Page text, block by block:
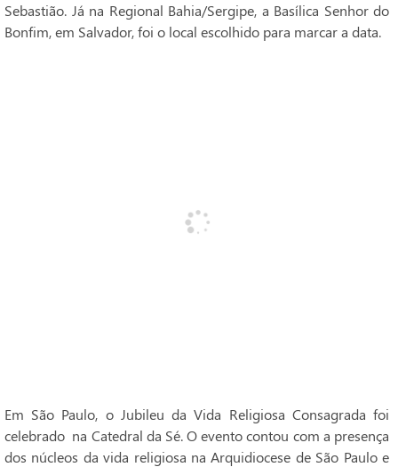
Sebastião. Já na Regional Bahia/Sergipe, a Basílica Senhor do
Bonfim, em Salvador, foi o local escolhido para marcar a data.
Em São Paulo, o Jubileu da Vida Religiosa Consagrada foi
celebrado na Catedral da Sé. O evento contou com a presença
dos núcleos da vida religiosa na Arquidiocese de São Paulo e